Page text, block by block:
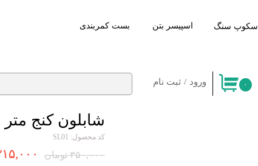
ورود / ثبت نام ۰
اسکوپ سنگ اسپیسر بتن ​بست کمربندی
شابلون کنج متر
کد محصول: SL01
۳۵۰,۰۰۰ تومان ۳۱۵,۰۰۰